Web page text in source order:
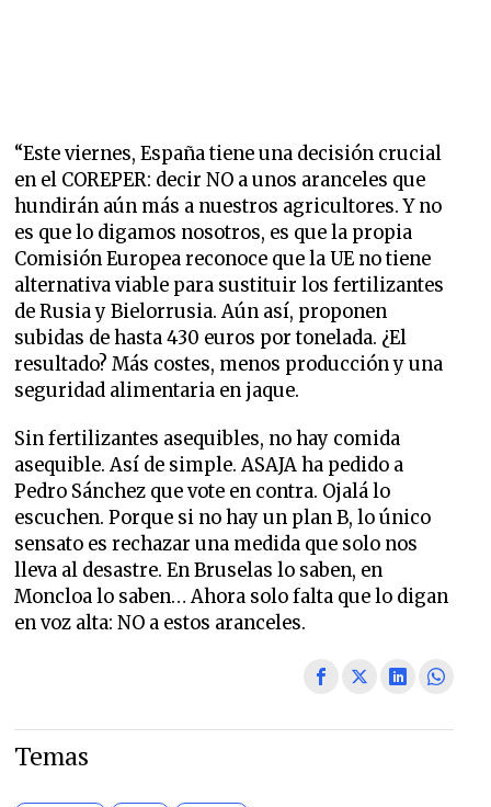
“Este viernes, España tiene una decisión crucial
en el COREPER: decir NO a unos aranceles que
hundirán aún más a nuestros agricultores. Y no
es que lo digamos nosotros, es que la propia
Comisión Europea reconoce que la UE no tiene
alternativa viable para sustituir los fertilizantes
de Rusia y Bielorrusia. Aún así, proponen
subidas de hasta 430 euros por tonelada. ¿El
resultado? Más costes, menos producción y una
seguridad alimentaria en jaque.
Sin fertilizantes asequibles, no hay comida
asequible. Así de simple. ASAJA ha pedido a
Pedro Sánchez que vote en contra. Ojalá lo
escuchen. Porque si no hay un plan B, lo único
sensato es rechazar una medida que solo nos
lleva al desastre. En Bruselas lo saben, en
Moncloa lo saben… Ahora solo falta que lo digan
en voz alta: NO a estos aranceles.
Temas